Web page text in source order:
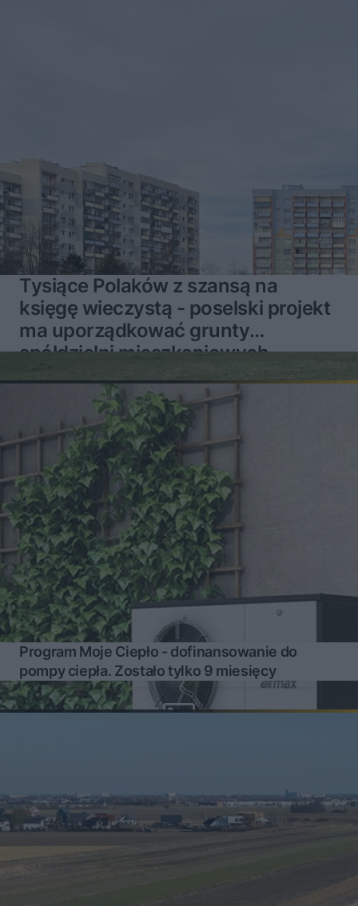
Tysiące Polaków z szansą na
księgę wieczystą - poselski projekt
ma uporządkować grunty
spółdzielni mieszkaniowych
Program Moje Ciepło - dofinansowanie do
pompy ciepła. Zostało tylko 9 miesięcy